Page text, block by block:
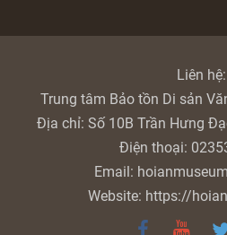
Liên hệ:
Trung tâm Bảo tồn Di sản
Địa chỉ: Số 10B Trần Hưng
Điện thoại:
Email:
Website: https://